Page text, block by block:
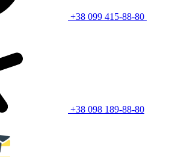
+38 099 415-88-80
+38 098 189-88-80